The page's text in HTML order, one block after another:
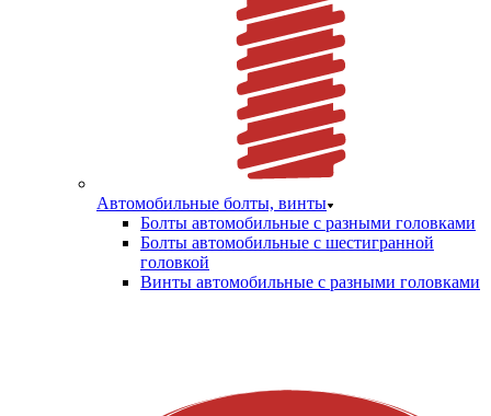
Автомобильные болты, винты
Болты автомобильные с разными головками
Болты автомобильные с шестигранной
головкой
Винты автомобильные с разными головками